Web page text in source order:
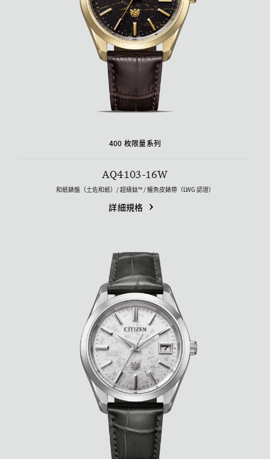
400 枚限量系列
AQ4103-16W
和紙錶盤（土佐和紙）/ 超級鈦™ / 鱷魚皮錶帶（LWG 認證）
詳細規格